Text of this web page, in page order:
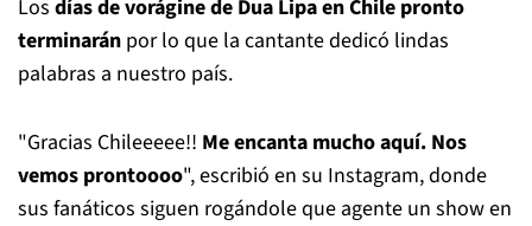
Los días de vorágine de Dua Lipa en Chile pronto
terminarán por lo que la cantante dedicó lindas
palabras a nuestro país.
"Gracias Chileeeee!! Me encanta mucho aquí. Nos
vemos prontoooo", escribió en su Instagram, donde
sus fanáticos siguen rogándole que agente un show en